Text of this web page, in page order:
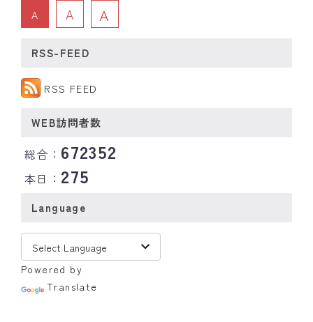
A A A
RSS-FEED
RSS FEED
WEB訪問者数
総合： 672352
本日： 275
Language
Powered by
Translate